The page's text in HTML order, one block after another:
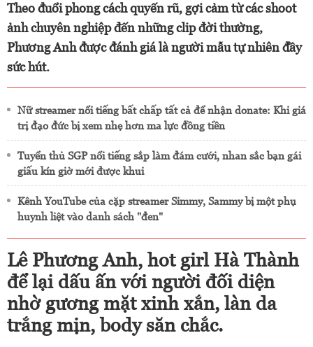
Theo đuổi phong cách quyến rũ, gợi cảm từ các shoot
ảnh chuyên nghiệp đến những clip đời thường,
Phương Anh được đánh giá là người mẫu tự nhiên đầy
sức hút.
Nữ streamer nổi tiếng bất chấp tất cả để nhận donate: Khi giá
trị đạo đức bị xem nhẹ hơn ma lực đồng tiền
Tuyển thủ SGP nổi tiếng sắp làm đám cưới, nhan sắc bạn gái
giấu kín giờ mới được khui
Kênh YouTube của cặp streamer Simmy, Sammy bị một phụ
huynh liệt vào danh sách "đen"
Lê Phương Anh, hot girl Hà Thành
để lại dấu ấn với người đối diện
nhờ gương mặt xinh xắn, làn da
trắng mịn, body săn chắc.